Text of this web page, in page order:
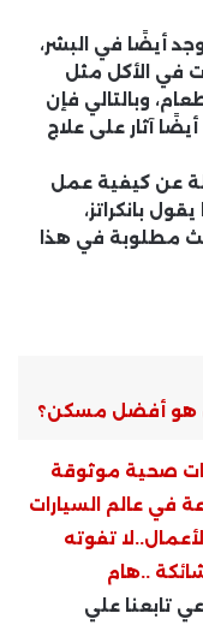
أيضًا في البشر،
في الأكل مثل
وبالتالي فإن
آثار على علاج
عن كيفية عمل
بانكراتز،
مطلوبة في هذا
هو أفضل مسكن؟
صحية موثوقة
في عالم السيارات
تفوته
..هام
تابعنا علي